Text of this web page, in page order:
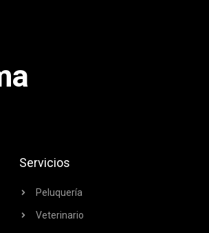
Servicios
Peluquería
Veterinario